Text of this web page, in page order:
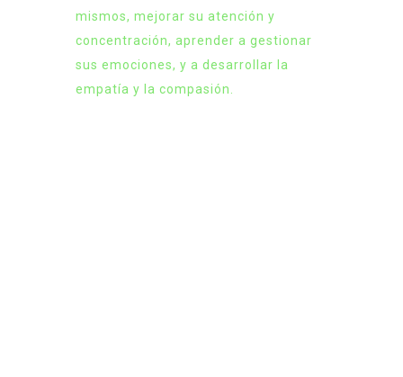
mismos, mejorar su atención y
concentración, aprender a gestionar
sus emociones, y a desarrollar la
empatía y la compasión.